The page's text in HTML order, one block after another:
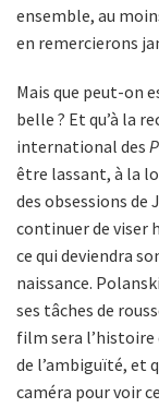
ensemble, au
en remercierons
Mais que peut-on
belle ? Et qu’à la
international des
être lassant, à la
des obsessions de
continuer de viser
ce qui deviendra
naissance.
ses tâches de
film sera l’histoire
de l’ambiguïté, et
caméra pour voir